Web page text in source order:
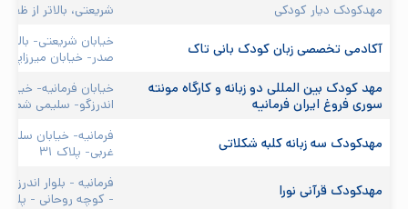
مهدکودک دیار کودکی
شریعتی، بالاتر از
آکادمی تخصصی زبان کودک بانی تاک
خیابان شریعتی-
صدر- خیابان
مهد کودک بین المللی دو زبانه و کارگاه مونته
سوری فروغ ایران فرمانیه
خیابان فرمانیه-
اندرزگو- سلیمی
مهدکودک سه زبانه کلبه شکلاتی
فرمانیه- خیابان
غربی- پلاک ۳۱
مهدکودک قرآنی نورا
فرمانیه - بلوار
- کوچه روحانی -